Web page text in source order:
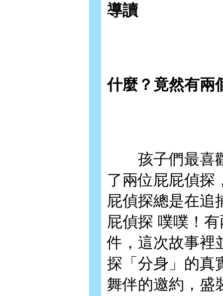
導讀
什麼？竟然有兩
孩子們最喜歡
了兩位屁屁偵探
屁偵探總是在追
屁偵探 噗噗！
件，這次故事裡
探「分身」的真
舞伴的邀約，盛